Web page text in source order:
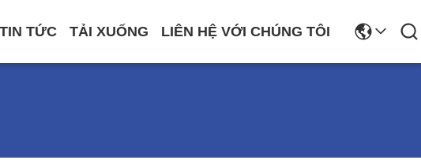
TIN TỨC TẢI XUỐNG LIÊN HỆ VỚI CHÚNG TÔI